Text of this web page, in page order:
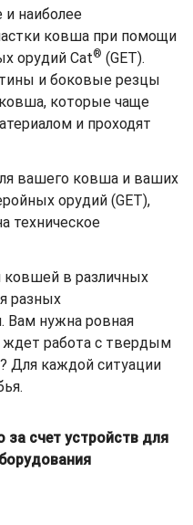
наиболее
ковша при помощи
орудий Cat® (GET).
и боковые резцы
которые чаще
и проходят
вашего ковша и ваших
орудий (GET),
техническое
ковшей в различных
разных
Вам нужна ровная
ждет работа с твердым
Для каждой ситуации
за счет устройств для